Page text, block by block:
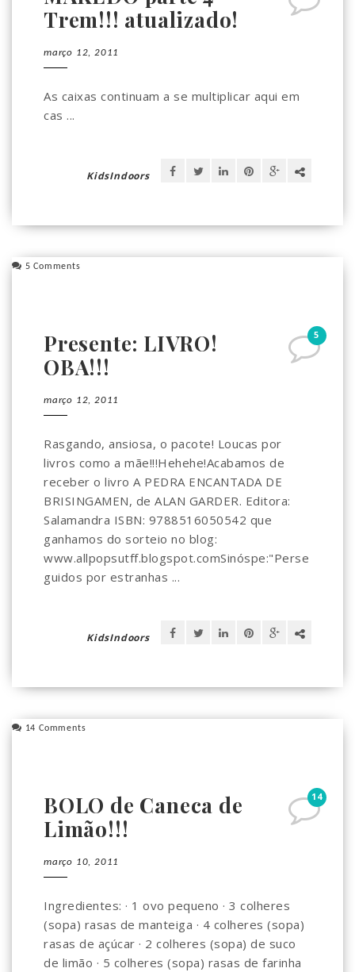
Trem!!! atualizado!
março 12, 2011
As caixas continuam a se multiplicar aqui em
cas ...
KidsIndoors
5 Comments
5
Presente: LIVRO!
OBA!!!
março 12, 2011
Rasgando, ansiosa, o pacote! Loucas por
livros como a mãe!!!Hehehe!Acabamos de
receber o livro A PEDRA ENCANTADA DE
BRISINGAMEN, de ALAN GARDER. Editora:
Salamandra ISBN: 9788516050542 que
ganhamos do sorteio no blog:
www.allpopsutff.blogspot.comSinóspe:"Perse
guidos por estranhas ...
KidsIndoors
14 Comments
14
BOLO de Caneca de
Limão!!!
março 10, 2011
Ingredientes: · 1 ovo pequeno · 3 colheres
(sopa) rasas de manteiga · 4 colheres (sopa)
rasas de açúcar · 2 colheres (sopa) de suco
de limão · 5 colheres (sopa) rasas de farinha